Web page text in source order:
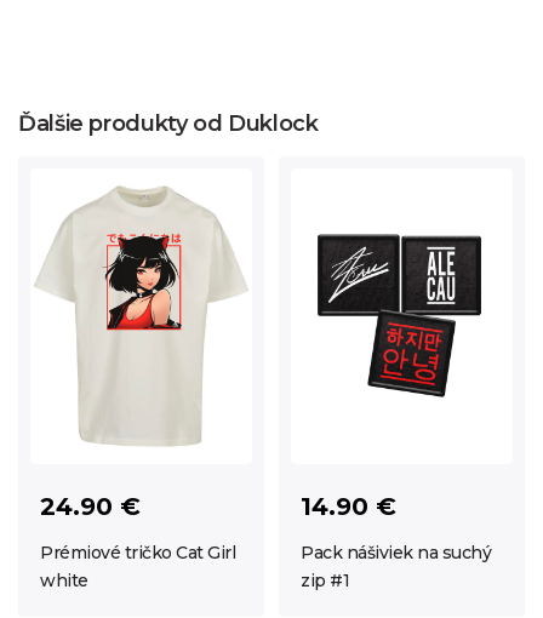
Ďalšie produkty od Duklock
24.90 €
Prémiové tričko Cat Girl
white
14.90 €
Pack nášiviek na suchý
zip #1